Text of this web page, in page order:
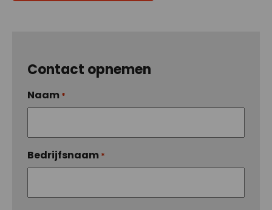
Contact opnemen
Naam *
Bedrijfsnaam *